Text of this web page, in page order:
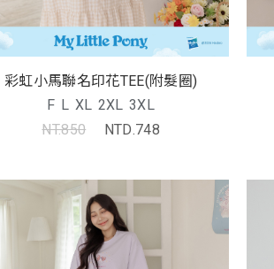
彩虹小馬聯名印花TEE(附髮圈)
F L XL 2XL 3XL
NT.850
NTD.748